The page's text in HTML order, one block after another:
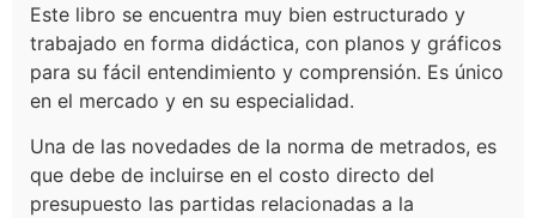
Este libro se encuentra muy bien estructurado y
trabajado en forma didáctica, con planos y gráficos
para su fácil entendimiento y comprensión. Es único
en el mercado y en su especialidad.
Una de las novedades de la norma de metrados, es
que debe de incluirse en el costo directo del
presupuesto las partidas relacionadas a la